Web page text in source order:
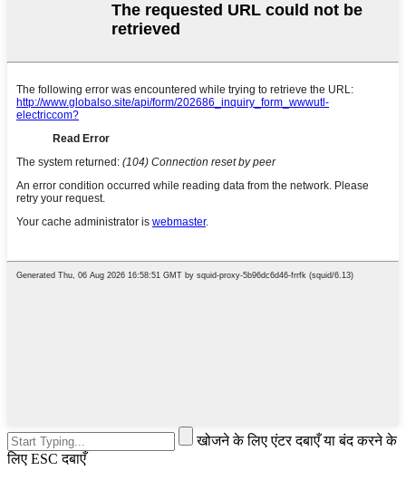
खोजने के लिए एंटर दबाएँ या बंद करने के
लिए ESC दबाएँ